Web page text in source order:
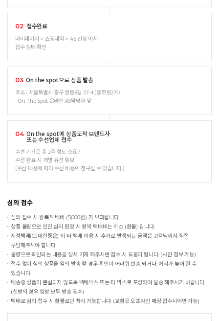
02 접수완료
마이페이지 > 쇼핑내역 > AS 신청 에서
접수 상태 확인
03 On the spot으로 상품 발송
주소 : 서울특별시 중구 명동8길 37-4 (충무로2가)
On The Spot 온라인 AS담당자 앞
04 On the spot에 상품도착 브랜드사
또는 수선업체 접수
수선 기간은 총 2주 정도 소요 /
수선 완료 시 개별 유선 통보
(수선 내용에 따라 수선 비용이 청구될 수 있습니다.)
심의 접수
심의 접수 시 왕복 택배비 (5,000원) 가 부과됩니다.
상품 불량으로 인한 심의 판정 시 왕복 택배비는 취소 (환불) 됩니다.
지정택배(CJ대한통운) 외 타 택배 이용 시 추가로 발생되는 금액은 고객님께서 직접
부담해주셔야 합니다.
불량으로 확인되는 내용을 상세 기재 해주시면 접수 시 도움이 됩니다. (사진 첨부 가능)
접수 없이 심의 상품을 임의 발송 할 경우 확인이 어려워 반송 되거나, 처리가 늦어 질 수
있습니다.
배송중 상품이 분실되지 않도록 택배박스 또는 타 박스로 포장하여 발송 해주시기 바랍니다.
(신발의 경우 양발 모두 발송 필수)
택배로 심의 접수 시 환불로만 처리 가능합니다. (교환은 오프라인 매장 접수시에만 가능)